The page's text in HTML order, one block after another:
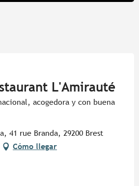
L'Amirauté
acogedora y con buena
41 rue Branda, 29200 Brest
Cómo llegar